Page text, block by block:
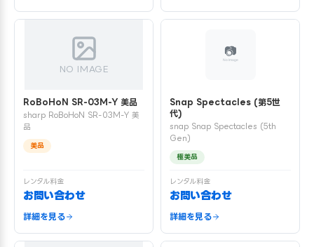
NO IMAGE
RoBoHoN SR-03M-Y 美品
sharp RoBoHoN SR-03M-Y 美
品
美品
レンタル料金
お問い合わせ
詳細を見る
Snap Spectacles (第5世
代)
snap Snap Spectacles (5th
Gen)
極美品
レンタル料金
お問い合わせ
詳細を見る